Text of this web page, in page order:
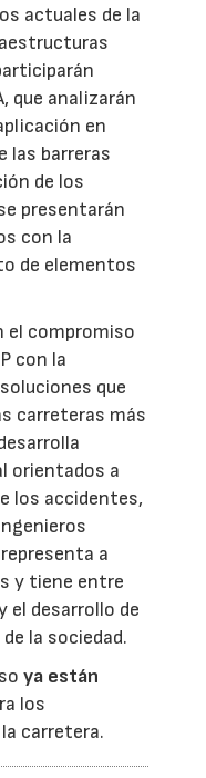
actuales de la
que analizarán
en
las barreras
de los
presentarán
con la
de elementos
el compromiso
con la
que
carreteras más
orientados a
los accidentes,
a
y tiene entre
el desarrollo de
la sociedad.
ya están
los
carretera.